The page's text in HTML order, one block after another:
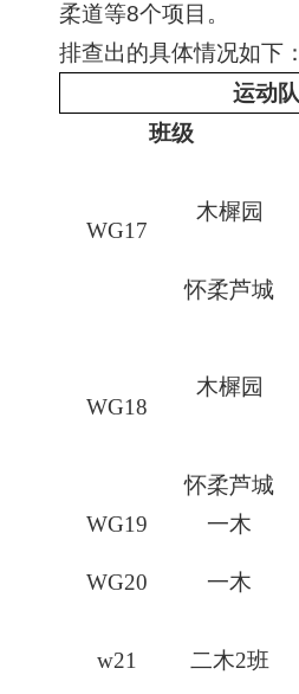
柔道等8个项目。
排查出的具体情况如下：
运动队
班级
WG17
木樨园
怀柔芦城
WG18
木樨园
怀柔芦城
WG19
一木
WG20 一木
w21 二木2班